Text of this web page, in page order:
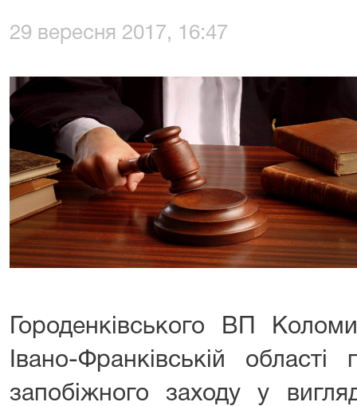
29 вересня 2017, 16:47
Городенківського ВП
Івано-Франківській
запобіжного заходу у